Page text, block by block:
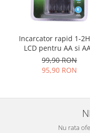
Incarcator rapid 1-
LCD pentru AA si
UNIROSS
99,90 RON
95,90 RON
Nu rata